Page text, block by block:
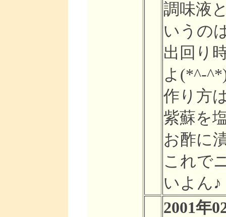
調味液
いうの
出回り
よ(*^-
作り方
紫蘇を
お酢に
これで
いよん♪
2001年